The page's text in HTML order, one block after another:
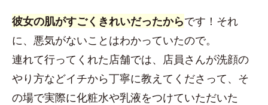
彼女の肌がすごくきれいだったからです！それ
に、悪気がないことはわかっていたので。
連れて行ってくれた店舗では、店員さんが洗顔の
やり方などイチから丁寧に教えてくださって、そ
の場で実際に化粧水や乳液をつけていただいた